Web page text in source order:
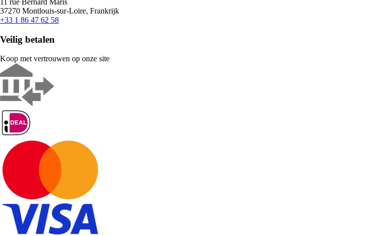
11 rue Bernard Maris
37270 Montlouis-sur-Loire, Frankrijk
+33 1 86 47 62 58
Veilig betalen
Koop met vertrouwen op onze site